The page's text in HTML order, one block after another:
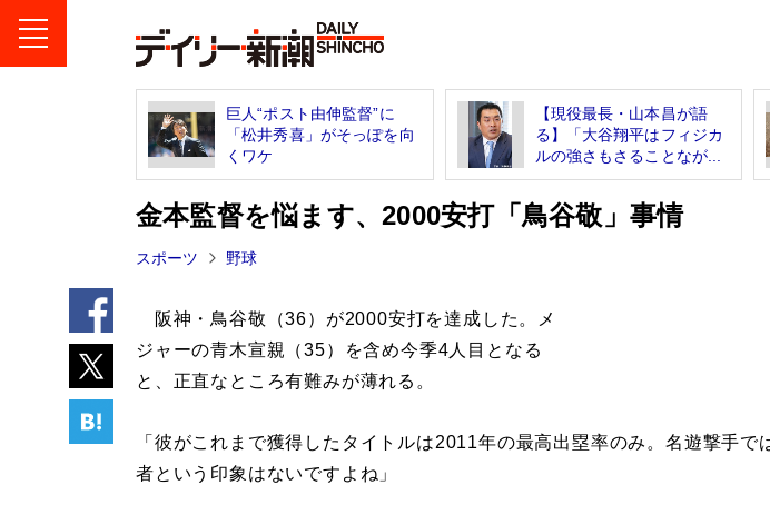
巨人“ポスト由伸監督”に
「松井秀喜」がそっぽを向
くワケ
【現役最長・山本昌が語
る】「大谷翔平はフィジカ
ルの強さもさることなが...
金本監督を悩ます、2000安打「鳥谷敬」事情
スポーツ 野球
阪神・鳥谷敬（36）が2000安打を達成した。メ
ジャーの青木宣親（35）を含め今季4人目となる
と、正直なところ有難みが薄れる。
「彼がこれまで獲得したタイトルは2011年の最高出塁率のみ。名遊撃手で
者という印象はないですよね」